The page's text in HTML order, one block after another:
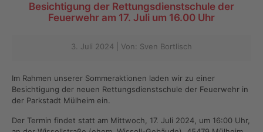
Besichtigung der Rettungsdienstschule der
Feuerwehr am 17. Juli um 16.00 Uhr
3. Juli 2024 | Von: Sven Bortlisch
Im Rahmen unserer Sommeraktionen laden wir zu einer
Besichtigung der neuen Rettungsdienstschule der Feuerwehr in
der Parkstadt Mülheim ein.
Der Termin findet statt am Mittwoch, 17. Juli 2024, um 16:00 Uhr,